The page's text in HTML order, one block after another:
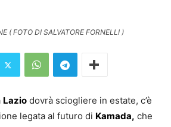
( FOTO DI SALVATORE FORNELLI )
Lazio dovrà sciogliere in estate, c’è
legata al futuro di Kamada, che